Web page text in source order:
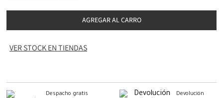
AGREGAR AL CARRO
VER STOCK EN TIENDAS
Despacho gratis
Devolución